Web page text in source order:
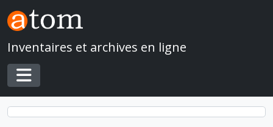
Skip to main content
Inventaires et archives en ligne
Toggle navigation